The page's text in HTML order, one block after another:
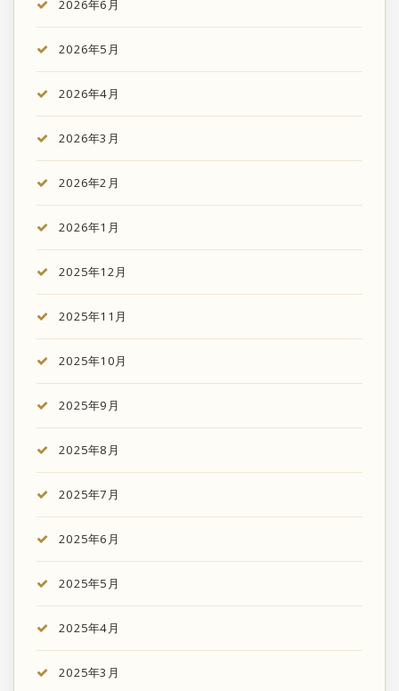
2026年6月
2026年5月
2026年4月
2026年3月
2026年2月
2026年1月
2025年12月
2025年11月
2025年10月
2025年9月
2025年8月
2025年7月
2025年6月
2025年5月
2025年4月
2025年3月